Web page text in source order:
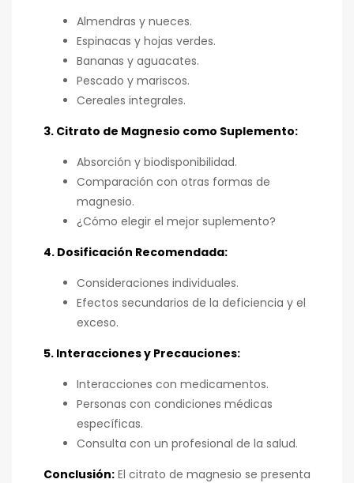
Almendras y nueces.
Espinacas y hojas verdes.
Bananas y aguacates.
Pescado y mariscos.
Cereales integrales.
3. Citrato de Magnesio como Suplemento:
Absorción y biodisponibilidad.
Comparación con otras formas de
magnesio.
¿Cómo elegir el mejor suplemento?
4. Dosificación Recomendada:
Consideraciones individuales.
Efectos secundarios de la deficiencia y el
exceso.
5. Interacciones y Precauciones:
Interacciones con medicamentos.
Personas con condiciones médicas
específicas.
Consulta con un profesional de la salud.
Conclusión: El citrato de magnesio se presenta